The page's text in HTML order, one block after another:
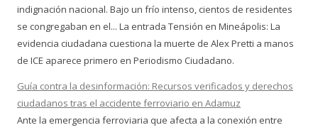
indignación nacional. Bajo un frío intenso, cientos de residentes
se congregaban en el... La entrada Tensión en Mineápolis: La
evidencia ciudadana cuestiona la muerte de Alex Pretti a manos
de ICE aparece primero en Periodismo Ciudadano.
Guía contra la desinformación: Recursos verificados y derechos
ciudadanos tras el accidente ferroviario en Adamuz
Ante la emergencia ferroviaria que afecta a la conexión entre